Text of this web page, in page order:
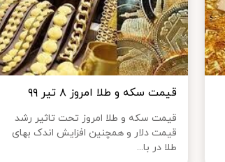
قیمت سکه و طلا امروز ۸ تیر ۹۹
قیمت سکه و طلا امروز تحت تاثیر رشد
قیمت دلار و همچنین افزایش اندک بهای
طلا در با...